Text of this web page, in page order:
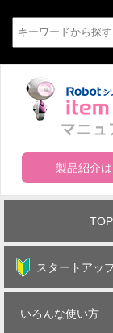
製品紹介
TOP
スタートアッ
いろんな使い方